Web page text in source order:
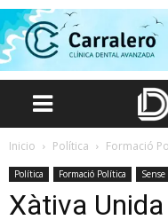
Inicio Política Formació
Política Formació Política
Xàtiva